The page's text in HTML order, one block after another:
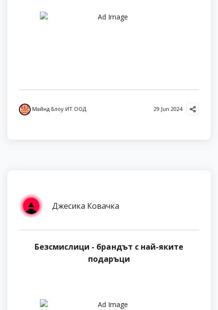
Майнд Блоу ИТ ООД 29 Jun 2024
Джесика Ковачка
Безсмислици - брандът с най-яките
подаръци